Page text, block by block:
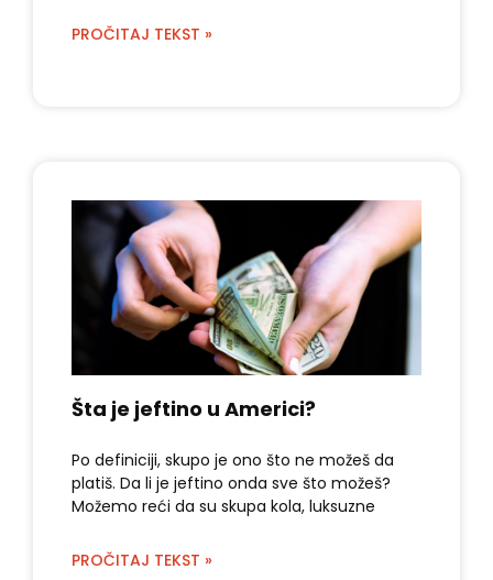
PROČITAJ TEKST »
Šta je jeftino u Americi?
Po definiciji, skupo je ono što ne možeš da
platiš. Da li je jeftino onda sve što možeš?
Možemo reći da su skupa kola, luksuzne
PROČITAJ TEKST »